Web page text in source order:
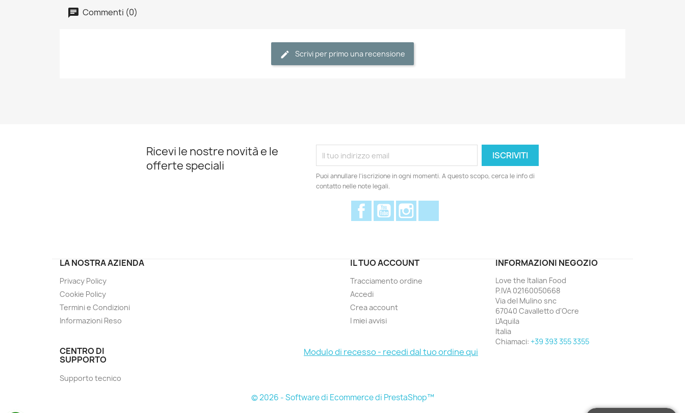
Commenti (0)
Scrivi per primo una recensione
Ricevi le nostre novità e le
offerte speciali
Puoi annullare l'iscrizione in ogni momenti. A questo scopo, cerca le info di
contatto nelle note legali.
FacebookYouTube
LA NOSTRA AZIENDA
Privacy Policy
Cookie Policy
Termini e Condizioni
Informazioni Reso
IL TUO ACCOUNT
Tracciamento ordine
Accedi
Crea account
I miei avvisi
INFORMAZIONI NEGOZIO
Love the Italian Food
P.IVA 02160050668
Via del Mulino snc
67040 Cavalletto d'Ocre
L'Aquila
Italia
Chiamaci: +39 393 355 3355
CENTRO DI
SUPPORTO
Supporto tecnico
Modulo di recesso - recedi dal tuo ordine qui
© 2026 - Software di Ecommerce di PrestaShop™